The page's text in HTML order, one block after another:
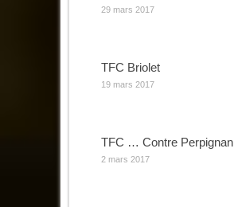
29 mars 2017
TFC Briolet
19 mars 2017
TFC … Contre Perpignan
2 mars 2017